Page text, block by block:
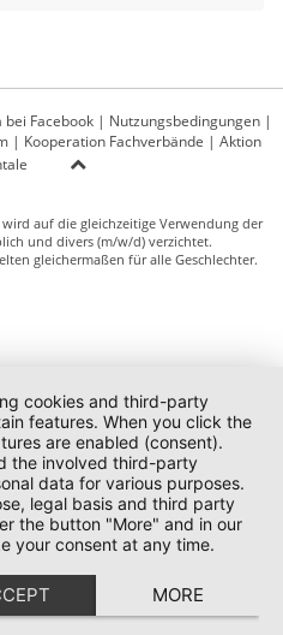
bei Facebook | Nutzungsbedingungen |
| Kooperation Fachverbände | Aktion
auf die gleichzeitige Verwendung der
und divers (m/w/d) verzichtet.
gleichermaßen für alle Geschlechter.
cookies and third-party
features. When you click the
are enabled (consent).
the involved third-party
data for various purposes.
legal basis and third party
the button "More" and in our
your consent at any time.
MORE